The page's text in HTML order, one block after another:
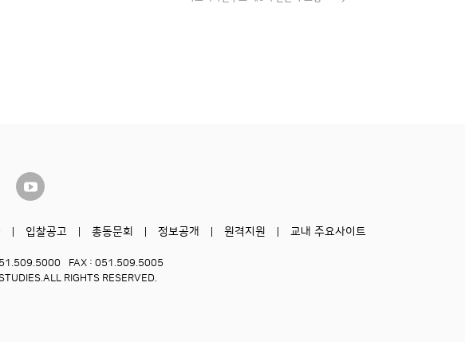
입찰공고 총동문회 정보공개 원격지원 교내 주요사이트
FAX : 051.509.5005
ALL RIGHTS RESERVED.